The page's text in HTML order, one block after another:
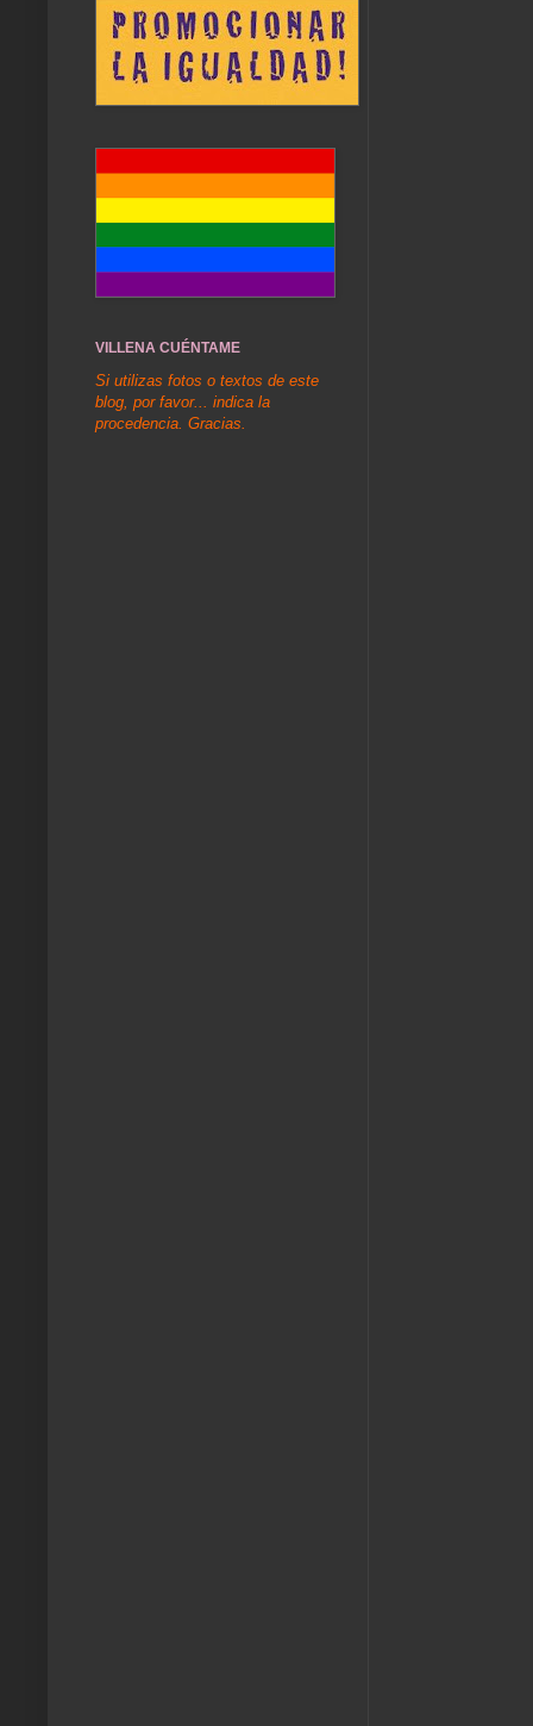
VILLENA CUÉNTAME
Si utilizas fotos o textos de este
blog, por favor... indica la
procedencia. Gracias.